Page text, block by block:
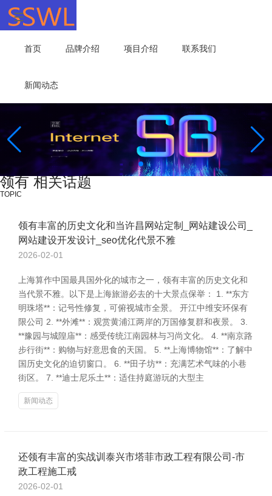
首页 品牌介绍 项目介绍 联系我们
新闻动态
领有 相关话题
TOPIC
领有丰富的历史文化和当许昌网站定制_网站建设公司_
网站建设开发设计_seo优化代景不雅
2026-02-01
上海算作中国最具国外化的城市之一，领有丰富的历史文化和
当代景不雅。以下是上海旅游必去的十大景点保举： 1. **东方
明珠塔**：记号性修复，可俯视城市全景。 开江中维安环保有
限公司 2. **外滩**：观赏黄浦江两岸的万国修复群和夜景。 3.
**豫园与城隍庙**：感受传统江南园林与习尚文化。 4. **南京路
步行街**：购物与好意思食的天国。 5. **上海博物馆**：了解中
国历史文化的迫切窗口。 6. **田子坊**：充满艺术气味的小巷
街区。 7. **迪士尼乐土**：适住持庭游玩的大型主
新闻动态
还领有丰富的实战训泰兴市塔菲市政工程有限公司-市
政工程施工戒
2026-02-01